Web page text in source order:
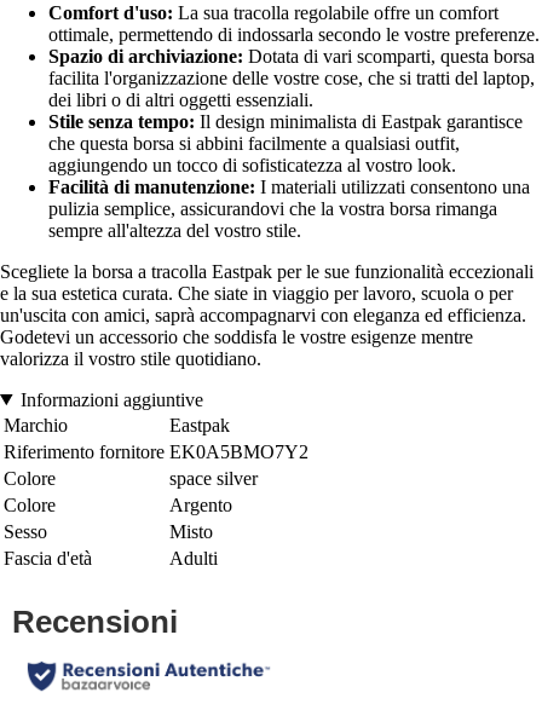
Comfort d'uso: La sua tracolla regolabile offre un comfort
ottimale, permettendo di indossarla secondo le vostre preferenze.
Spazio di archiviazione: Dotata di vari scomparti, questa borsa
facilita l'organizzazione delle vostre cose, che si tratti del laptop,
dei libri o di altri oggetti essenziali.
Stile senza tempo: Il design minimalista di Eastpak garantisce
che questa borsa si abbini facilmente a qualsiasi outfit,
aggiungendo un tocco di sofisticatezza al vostro look.
Facilità di manutenzione: I materiali utilizzati consentono una
pulizia semplice, assicurandovi che la vostra borsa rimanga
sempre all'altezza del vostro stile.
Scegliete la borsa a tracolla Eastpak per le sue funzionalità eccezionali
e la sua estetica curata. Che siate in viaggio per lavoro, scuola o per
un'uscita con amici, saprà accompagnarvi con eleganza ed efficienza.
Godetevi un accessorio che soddisfa le vostre esigenze mentre
valorizza il vostro stile quotidiano.
Informazioni aggiuntive
Marchio
Eastpak
Riferimento fornitore EK0A5BMO7Y2
Colore
space silver
Colore
Argento
Sesso
Misto
Fascia d'età
Adulti